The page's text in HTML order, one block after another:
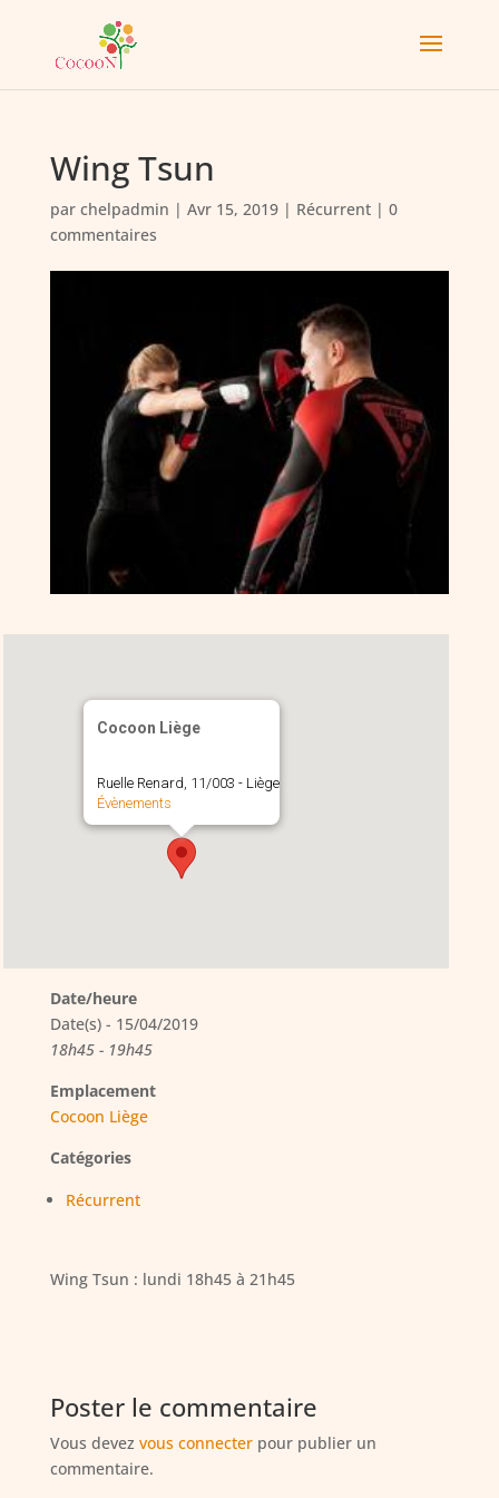
Wing Tsun
par chelpadmin | Avr 15, 2019| Récurrent| 0
commentaires
Cocoon Liège
Ruelle Renard, 11/003 - Liège
Évènements
Date/heure
Date(s) - 15/04/2019
18h45 - 19h45
Emplacement
Cocoon Liège
Catégories
Récurrent
Wing Tsun : lundi 18h45 à 21h45
Poster le commentaire
Vous devez vous connecterpour publier un
commentaire.